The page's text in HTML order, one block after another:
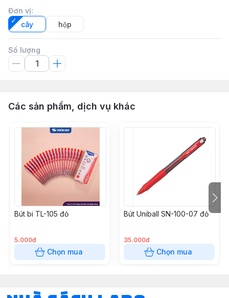
Đơn vị:
cây
hộp
Số lượng
Các sản phẩm, dịch vụ khác
Bút bi TL-105 đỏ
5.000đ
Chọn mua
Bút Uniball SN-100-07 đỏ
35.000đ
Chọn mua